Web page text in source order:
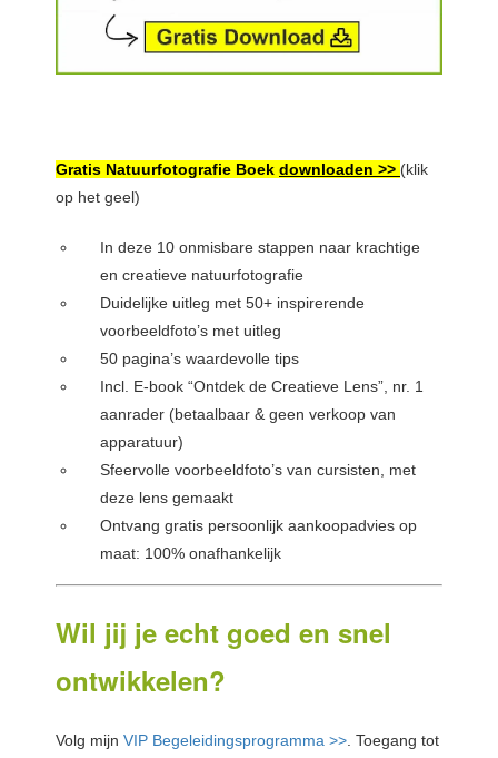
Gratis Natuurfotografie Boek downloaden >> (klik
op het geel)
In deze 10 onmisbare stappen naar krachtige
en creatieve natuurfotografie
Duidelijke uitleg met 50+ inspirerende
voorbeeldfoto’s met uitleg
50 pagina’s waardevolle tips
Incl. E-book “Ontdek de Creatieve Lens”, nr. 1
aanrader (betaalbaar & geen verkoop van
apparatuur)
Sfeervolle voorbeeldfoto’s van cursisten, met
deze lens gemaakt
Ontvang gratis persoonlijk aankoopadvies op
maat: 100% onafhankelijk
Wil jij je echt goed en snel
ontwikkelen?
Volg mijn VIP Begeleidingsprogramma >>. Toegang tot